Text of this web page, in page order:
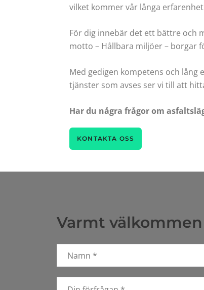
vilket kommer vår långa
För dig innebär det ett bättre och
motto – Hållbara miljöer – borgar
Med gedigen kompetens och
tjänster som avses ser vi till att
Har du några frågor om
KONTAKTA OSS
Varmt